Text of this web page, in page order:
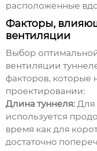
расположенные
Факторы,
вентиляции
Выбор
вентиляции
факторов, которые
проектировании:
Длина туннеля: Для
используется
время как для
достаточно